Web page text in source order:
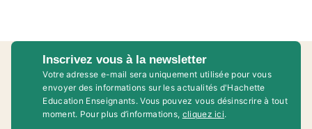
Inscrivez vous à la newsletter
Votre adresse e-mail sera uniquement utilisée pour vous
envoyer des informations sur les actualités d'Hachette
Education Enseignants. Vous pouvez vous désinscrire à tout
moment. Pour plus d’informations, cliquez ici.